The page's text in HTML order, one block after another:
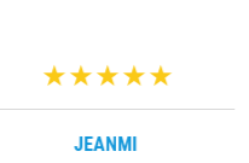
JEANMI